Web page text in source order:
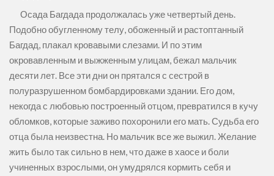
Осада Багдада продолжалась уже четвертый день.
Подобно обугленному телу, обоженный и растоптанный
Багдад, плакал кровавыми слезами. И по этим
окровавленным и выжженным улицам, бежал мальчик
десяти лет. Все эти дни он прятался с сестрой в
полуразрушенном бомбардировками здании. Его дом,
некогда с любовью построенный отцом, превратился в кучу
обломков, которые заживо похоронили его мать. Судьба его
отца была неизвестна. Но мальчик все же выжил. Желание
жить было так сильно в нем, что даже в хаосе и боли
учиненных взрослыми, он умудрялся кормить себя и